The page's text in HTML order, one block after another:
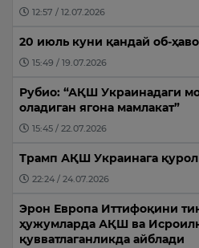
12:57 / 12.07.2026
20 июль куни қандай об-
15:49 / 19.07.2026
Рубио: “АҚШ Украинадаги
оладиган ягона мамлакат”
15:45 / 22.07.2026
Трамп АҚШ Украинага қурол
22:24 / 24.07.2026
Эрон Европа Иттифоқини
ҳужумларда АҚШ ва
қувватлаганликда айблади